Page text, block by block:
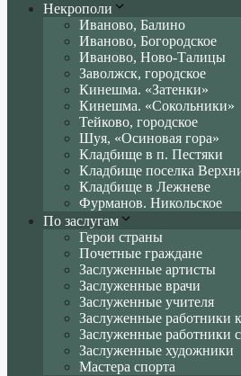
Некрополи
Иваново, Балино
Иваново, Богородское
Иваново, Ново-Талицы
Заволжск, городское
Кинешма. «Затенки»
Кинешма. «Сокольники»
Тейково, городское
Шуя, «Осиновая гора»
Кладбище в п. Пестяки
Кладбище поселка
Кладбище в Лежневе
Фурманов. Никольское
По заслугам
Герои страны
Почетные граждане
Заслуженные артисты
Заслуженные врачи
Заслуженные учителя
Заслуженные работники
Заслуженные работники
Заслуженные художники
Мастера спорта